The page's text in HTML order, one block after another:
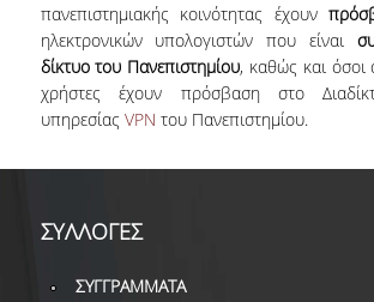
πανεπιστημιακής κοινότητας έχουν
ηλεκτρονικών υπολογιστών που είναι
δίκτυο του Πανεπιστημίου, καθώς και όσοι
χρήστες έχουν πρόσβαση στο
υπηρεσίας VPN του Πανεπιστημίου.
ΣΥΛΛΟΓΕΣ
ΣΥΓΓΡΑΜΜΑΤΑ